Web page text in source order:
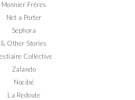
Monnier Frères
Net a Porter
Sephora
& Other Stories
Collective
Zalando
Nocibé
La Redoute